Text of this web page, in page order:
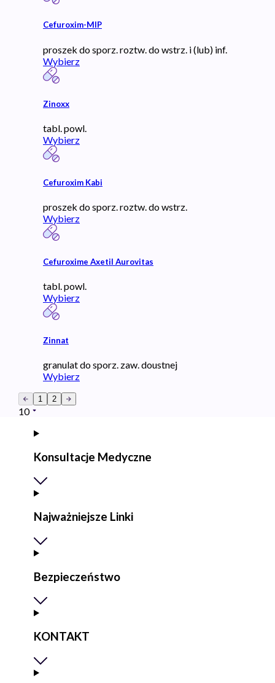
Cefuroxim-MIP
proszek do sporz. roztw. do wstrz. i (lub) inf.
Wybierz
Zinoxx
tabl. powl.
Wybierz
Cefuroxim Kabi
proszek do sporz. roztw. do wstrz.
Wybierz
Cefuroxime Axetil Aurovitas
tabl. powl.
Wybierz
Zinnat
granulat do sporz. zaw. doustnej
Wybierz
1 2
10
Konsultacje Medyczne
Najważniejsze Linki
Bezpieczeństwo
KONTAKT